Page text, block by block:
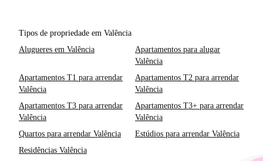
Tipos de propriedade em Valência
Alugueres em Valência
Apartamentos para alugar
Valência
Apartamentos T1 para arrendar
Valência
Apartamentos T2 para arrendar
Valência
Apartamentos T3 para arrendar
Valência
Apartamentos T3+ para arrendar
Valência
Quartos para arrendar Valência
Estúdios para arrendar Valência
Residências Valência